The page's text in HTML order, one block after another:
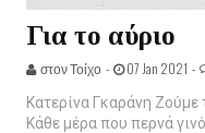
Για το αύριο
στον Τοίχο - 07 Jan 2021 -
Κατερίνα Γκαράνη Ζούμε
Κάθε μέρα που περνά